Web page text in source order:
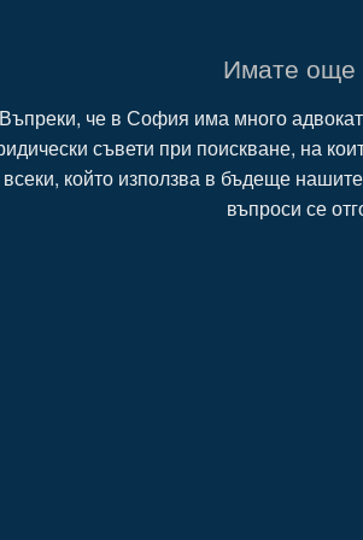
Имате още
Въпреки, че в София има много
съвети при поискване, на
всеки, който използва в бъдеще
въпроси се